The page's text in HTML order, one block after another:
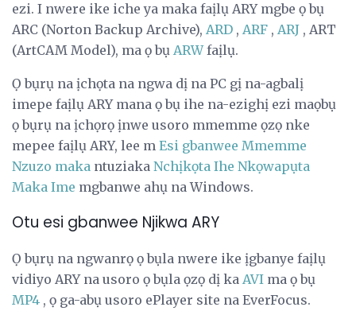
ezi. I nwere ike iche ya maka faịlụ ARY mgbe ọ bụ
ARC (Norton Backup Archive), ARD , ARF , ARJ , ART
(ArtCAM Model), ma ọ bụ ARWfaịlụ.
Ọ bụrụ na ịchọta na ngwa dị na PC gị na-agbalị
imepe faịlụ ARY mana ọ bụ ihe na-ezighị ezi maọbụ
ọ bụrụ na ịchọrọ ịnwe usoro mmemme ọzọ nke
mepee faịlụ ARY, lee m Esi gbanwee Mmemme
Nzuzo maka ntuziaka Nchịkọta Ihe Nkọwapụta
Maka Ime mgbanwe ahụ na Windows.
Otu esi gbanwee Njikwa ARY
Ọ bụrụ na ngwanrọ ọ bụla nwere ike ịgbanye faịlụ
vidiyo ARY na usoro ọ bụla ọzọ dị ka AVI ma ọ bụ
MP4 , ọ ga-abụ usoro ePlayer site na EverFocus.